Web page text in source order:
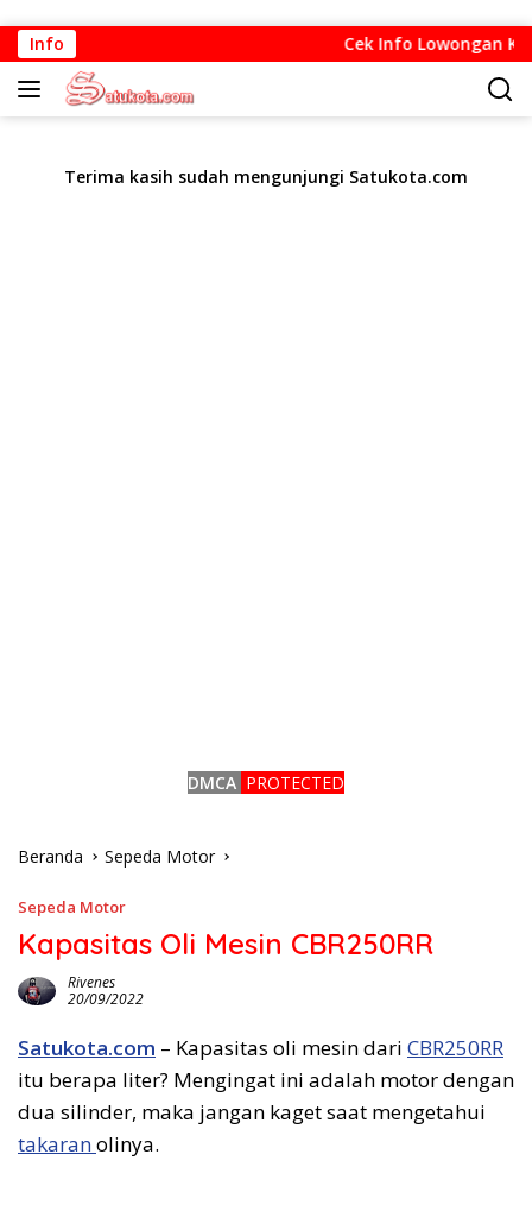
Langsung
ke
konten
Info Cek Info Lowongan
Terima kasih sudah mengunjungi Satukota.com
DMCA PROTECTED
Beranda Sepeda Motor
Sepeda Motor
Kapasitas Oli Mesin CBR250RR
Rivenes
20/09/2022
Satukota.com – Kapasitas oli mesin dari CBR250RR
itu berapa liter? Mengingat ini adalah motor dengan
dua silinder, maka jangan kaget saat mengetahui
takaranolinya.